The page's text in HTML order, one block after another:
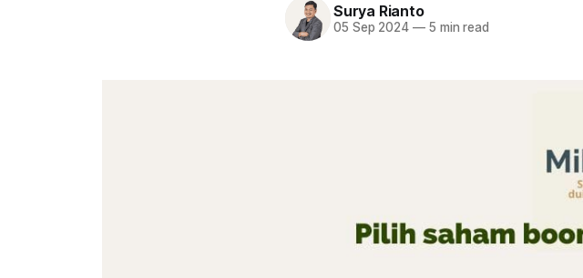
Surya Rianto
05 Sep 2024 —5 min read